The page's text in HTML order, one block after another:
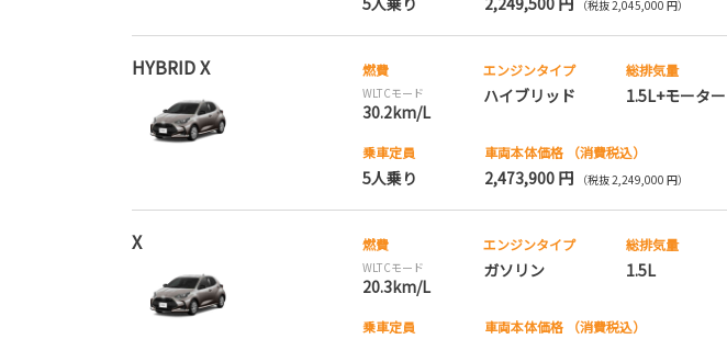
（税抜 2,045,000 円）
HYBRID X 燃費
WLTCモード
30.2km/L
エンジンタイプ
ハイブリッド
総排気量
1.5L+モーター
乗車定員
5人乗り
車両本体価格 （消費税込）
2,473,900 円 （税抜 2,249,000 円）
X 燃費
WLTCモード
20.3km/L
エンジンタイプ
ガソリン
総排気量
1.5L
乗車定員 車両本体価格 （消費税込）